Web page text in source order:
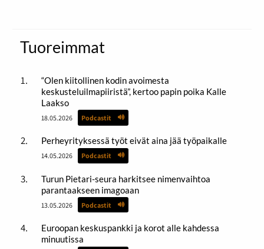
Tuoreimmat
“Olen kiitollinen kodin avoimesta
keskusteluilmapiiristä”, kertoo papin poika Kalle
Laakso
18.05.2026 Podcastit
Perheyrityksessä työt eivät aina jää työpaikalle
14.05.2026 Podcastit
Turun Pietari-seura harkitsee nimenvaihtoa
parantaakseen imagoaan
13.05.2026 Podcastit
Euroopan keskuspankki ja korot alle kahdessa
minuutissa